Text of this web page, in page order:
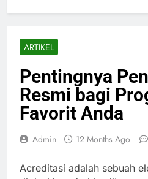
ARTIKEL
Pentingnya
Resmi bagi
Favorit Anda
Admin 12 Months Ago
Acreditasi adalah sebuah